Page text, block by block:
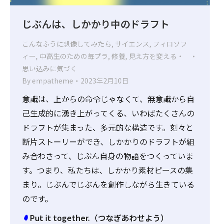
じぶんは、しかかり中のドラフト
こんなふうに想像してみたら, サイエンス, フィロソフ
ィー, 中高生のための毎プラ, 修養, 見え方を変える・
思い込みに気づく
By empatheme 2023年2月10日
意識は、上からの命令じゃなくて、無意識から自
己生成的に湧き上がってくる、いわばたくさんの
ドラフトが集まった、多元的な構造です。刻々と
断片ストーリーができ、しかかりのドラフトが組
み合わさって、じぶん自身の物語をつくっていま
す。つまり、私たちは、しかかり素材ピースの集
まり。じぶんでじぶんを創作しながら生きている
のです。
Put it together.（つなぎあわせよう）